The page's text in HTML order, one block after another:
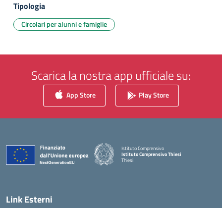
Tipologia
Circolari per alunni e famiglie
Scarica la nostra app ufficiale su:
App Store Play Store
Istituto Comprensivo
Istituto Comprensivo Thiesi
Thiesi
Link Esterni